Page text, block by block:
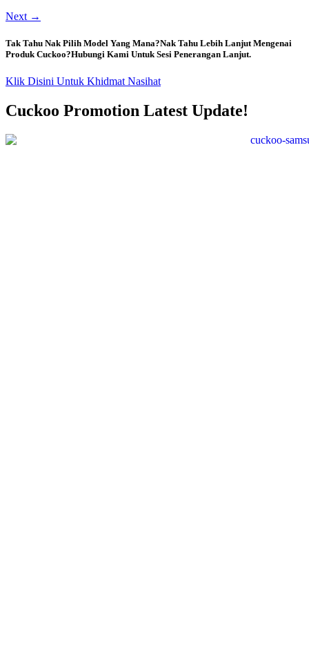
Next →
Tak Tahu Nak Pilih Model Yang Mana?Nak Tahu Lebih Lanjut Mengenai
Produk Cuckoo?Hubungi Kami Untuk Sesi Penerangan Lanjut.
Klik Disini Untuk Khidmat Nasihat
Cuckoo Promotion Latest Update!